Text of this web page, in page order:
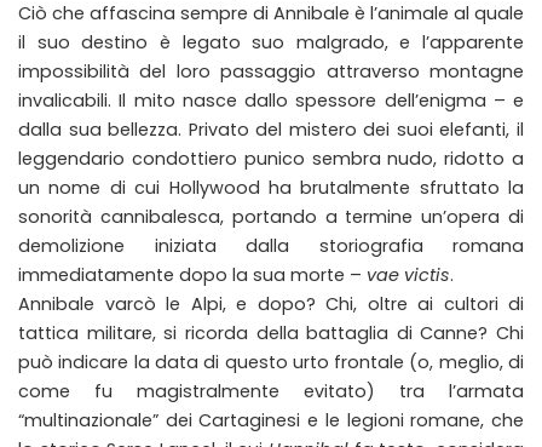
Ciò che affascina sempre di Annibale è l’animale al quale
il suo destino è legato suo malgrado, e l’apparente
impossibilità del loro passaggio attraverso montagne
invalicabili. Il mito nasce dallo spessore dell’enigma – e
dalla sua bellezza. Privato del mistero dei suoi elefanti, il
leggendario condottiero punico sembra nudo, ridotto a
un nome di cui Hollywood ha brutalmente sfruttato la
sonorità cannibalesca, portando a termine un’opera di
demolizione iniziata dalla storiografia romana
immediatamente dopo la sua morte – vae victis.
Annibale varcò le Alpi, e dopo? Chi, oltre ai cultori di
tattica militare, si ricorda della battaglia di Canne? Chi
può indicare la data di questo urto frontale (o, meglio, di
come fu magistralmente evitato) tra l’armata
“multinazionale” dei Cartaginesi e le legioni romane, che